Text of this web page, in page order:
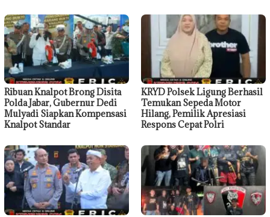
Ribuan Knalpot Brong Disita
Polda Jabar, Gubernur Dedi
Mulyadi Siapkan Kompensasi
Knalpot Standar
KRYD Polsek Ligung Berhasil
Temukan Sepeda Motor
Hilang, Pemilik Apresiasi
Respons Cepat Polri